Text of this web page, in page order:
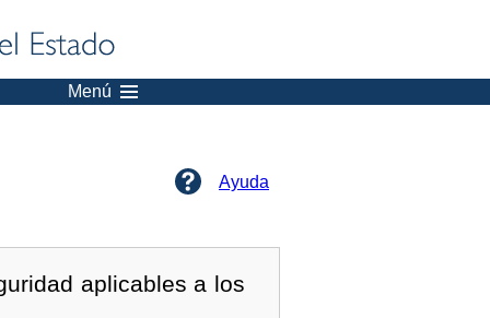
Menú
Ayuda
aplicables a los